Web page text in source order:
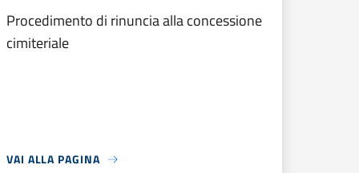
Procedimento di rinuncia alla concessione
cimiteriale
VAI ALLA PAGINA